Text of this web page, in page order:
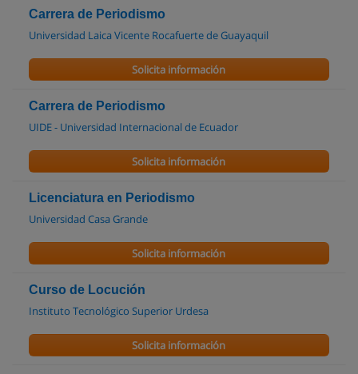
Carrera de Periodismo
Universidad Laica Vicente Rocafuerte de Guayaquil
Solicita información
Carrera de Periodismo
UIDE - Universidad Internacional de Ecuador
Solicita información
Licenciatura en Periodismo
Universidad Casa Grande
Solicita información
Curso de Locución
Instituto Tecnológico Superior Urdesa
Solicita información